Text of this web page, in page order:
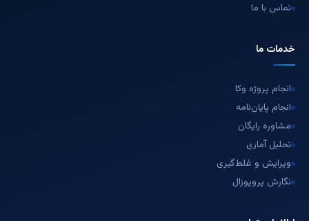
تماس با ما
خدمات ما
انجام پروژه وکا
انجام پایان‌نامه
مشاوره رایگان
تحلیل آماری
ویرایش و غلط‌گیری
نگارش پروپوزال